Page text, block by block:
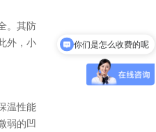
。其防
外，小
温性能
弱的凹
你们是怎么收费的呢